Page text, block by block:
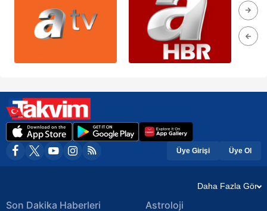
Üye Girişi Üye Ol
Daha Fazla Gör
Son Dakika Haberleri Astroloji